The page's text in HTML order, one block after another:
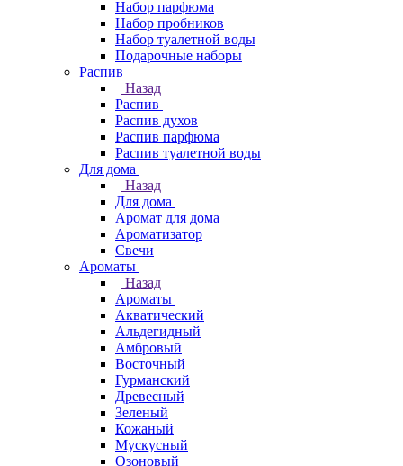
Набор парфюма
Набор пробников
Набор туалетной воды
Подарочные наборы
Распив
Назад
Распив
Распив духов
Распив парфюма
Распив туалетной воды
Для дома
Назад
Для дома
Аромат для дома
Ароматизатор
Свечи
Ароматы
Назад
Ароматы
Акватический
Альдегидный
Амбровый
Восточный
Гурманский
Древесный
Зеленый
Кожаный
Мускусный
Озоновый